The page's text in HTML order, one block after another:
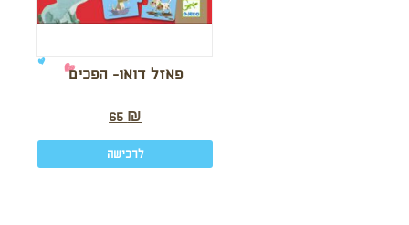
פאזל דואו- הפכים
65 ₪
לרכישה